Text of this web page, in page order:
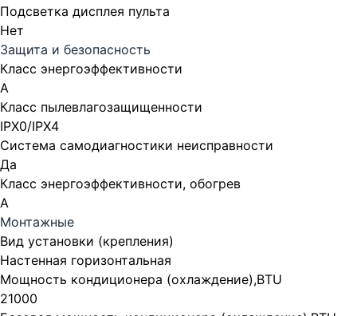
Подсветка дисплея пульта
Нет
Защита и безопасность
Класс энергоэффективности
A
Класс пылевлагозащищенности
IPX0/IPX4
Система самодиагностики неисправности
Да
Класс энергоэффективности, обогрев
A
Монтажные
Вид установки (крепления)
Настенная горизонтальная
Мощность кондиционера (охлаждение),BTU
21000